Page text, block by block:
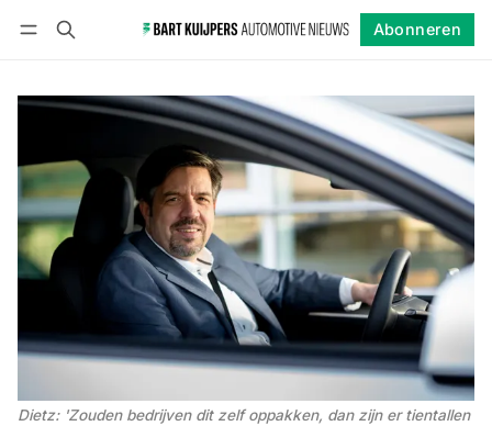
Abonneren
Dietz: 'Zouden bedrijven dit zelf oppakken, dan zijn er tientallen